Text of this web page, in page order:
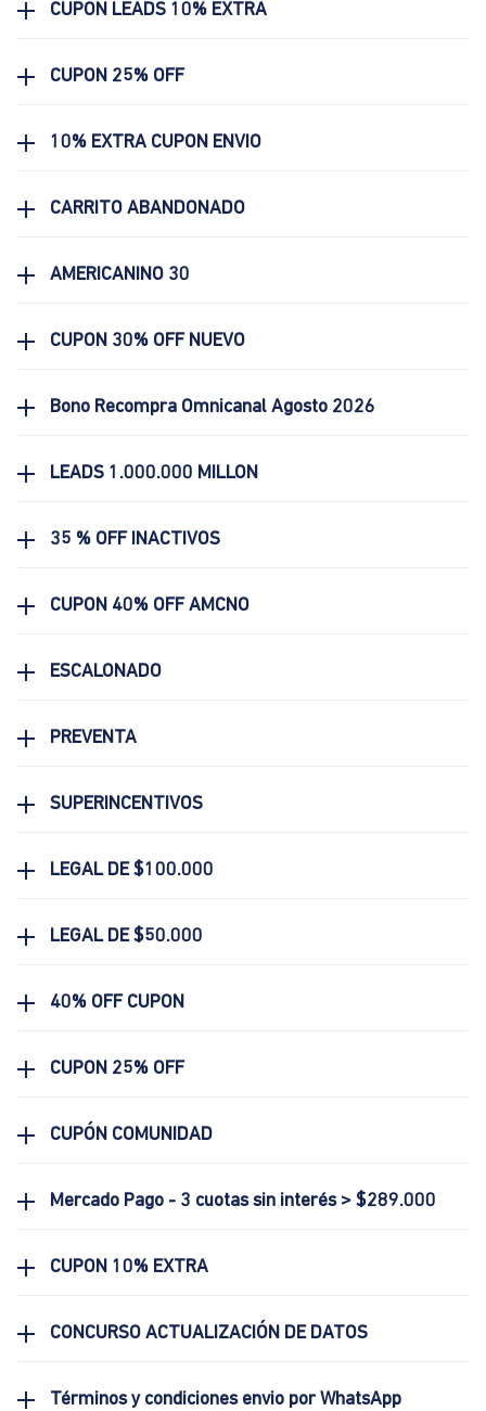
CUPON LEADS 10% EXTRA
CUPON 25% OFF
10% EXTRA CUPON ENVIO
CARRITO ABANDONADO
AMERICANINO 30
CUPON 30% OFF NUEVO
Bono Recompra Omnicanal Agosto 2026
LEADS 1.000.000 MILLON
35 % OFF INACTIVOS
CUPON 40% OFF AMCNO
ESCALONADO
PREVENTA
SUPERINCENTIVOS
LEGAL DE $100.000
LEGAL DE $50.000
40% OFF CUPON
CUPON 25% OFF
CUPÓN COMUNIDAD
Mercado Pago - 3 cuotas sin interés > $289.000
CUPON 10% EXTRA
CONCURSO ACTUALIZACIÓN DE DATOS
Términos y condiciones envio por WhatsApp